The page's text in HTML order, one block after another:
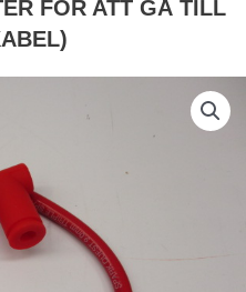
FÖR ATT GÅ TILL